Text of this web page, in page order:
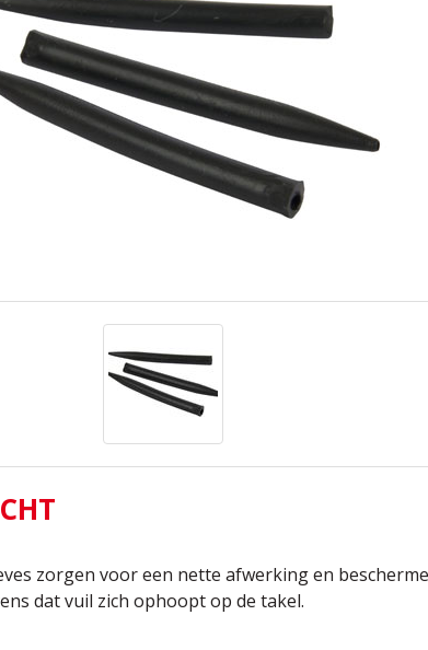
zorgen voor een nette afwerking en
dat vuil zich ophoopt op de takel.